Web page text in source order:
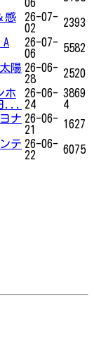
06
感
26-07-
02
2393
A
26-07-
06
5582
陽 26-06-
28
2520
ホ
...
26-06-
24
3869
4
ナ 26-06-
21
1627
テ 26-06-
22
6075